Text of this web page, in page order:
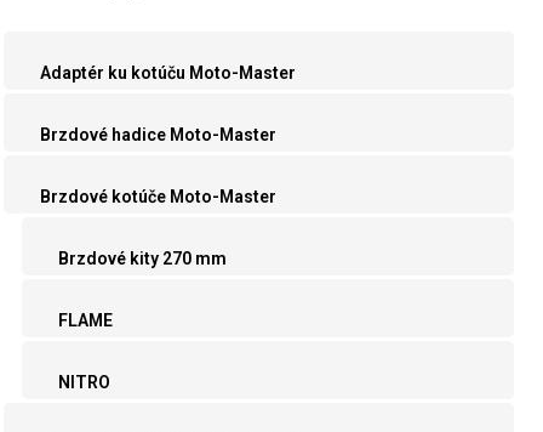
Adaptér ku kotúču Moto-Master
Brzdové hadice Moto-Master
Brzdové kotúče Moto-Master
Brzdové kity 270 mm
FLAME
NITRO